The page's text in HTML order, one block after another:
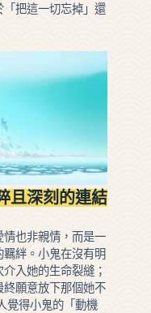
把這一切忘掉」還
且深刻的連結
也非親情，而是一
絆。小鬼在沒有明
入她的生命裂縫；
願意放下那個她不
覺得小鬼的「動機